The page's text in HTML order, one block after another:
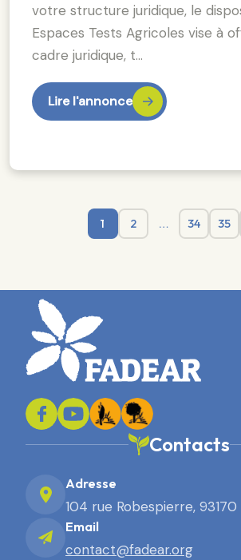
votre structure juridique, le
Espaces Tests Agricoles vise à
cadre juridique, t…
Lire l'annonce
1 2 … 34 35
Contacts
Adresse
104 rue Robespierre,
Email
contact@fadear.org